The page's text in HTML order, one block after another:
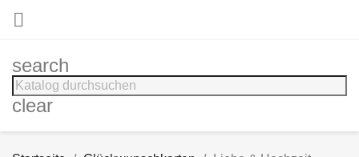

search
clear